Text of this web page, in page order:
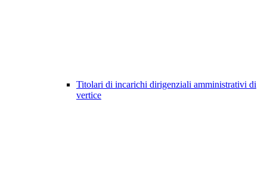
Titolari di incarichi dirigenziali amministrativi di
vertice